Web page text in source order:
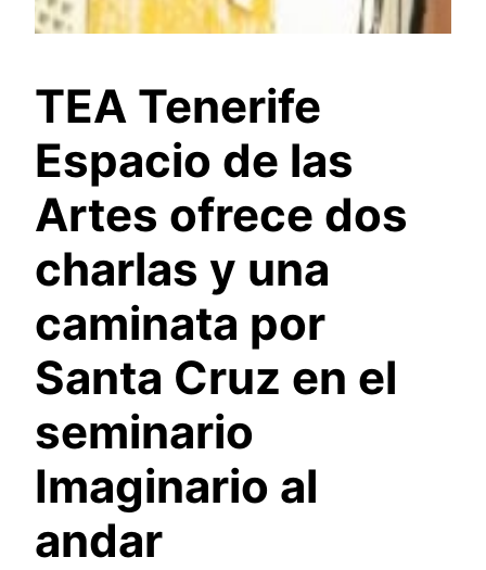
TEA Tenerife
Espacio de las
Artes ofrece dos
charlas y una
caminata por
Santa Cruz en el
seminario
Imaginario al
andar